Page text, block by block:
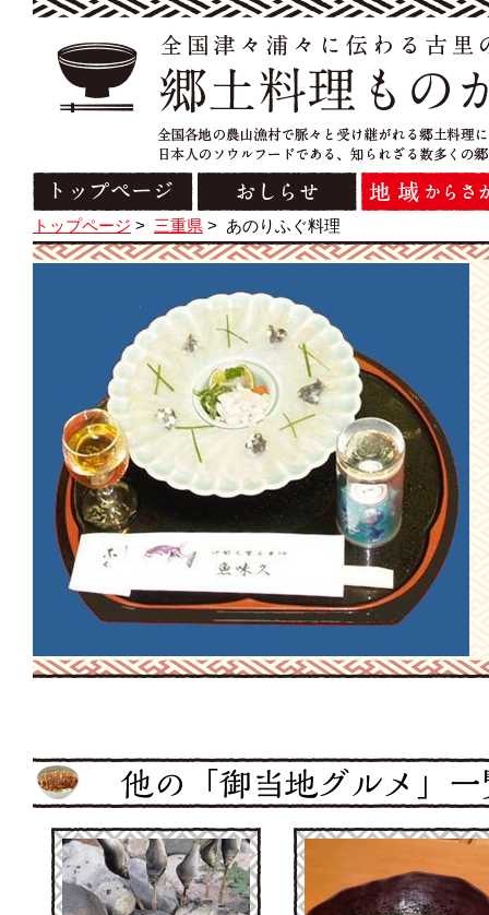
トップページ > 三重県 > あのりふぐ料理